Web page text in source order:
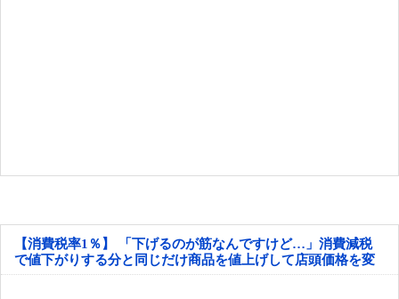
【消費税率1％】 「下げるのが筋なんですけど…」消費減税
で値下がりする分と同じだけ商品を値上げして店頭価格を変
えない店も